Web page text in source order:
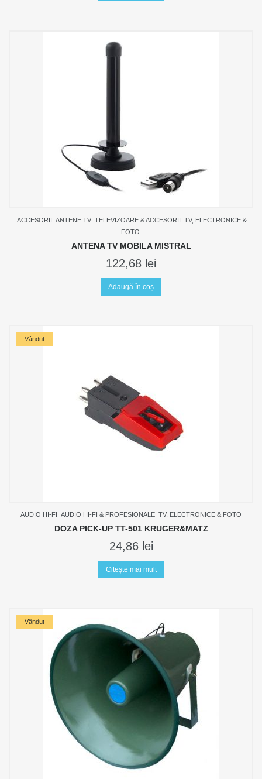
ACCESORII ANTENE TV TELEVIZOARE & ACCESORII TV, ELECTRONICE &
FOTO
ANTENA TV MOBILA MISTRAL
122,68 lei
Adaugă în coș
Vândut
AUDIO HI-FI AUDIO HI-FI & PROFESIONALE TV, ELECTRONICE & FOTO
DOZA PICK-UP TT-501 KRUGER&MATZ
24,86 lei
Citește mai mult
Vândut